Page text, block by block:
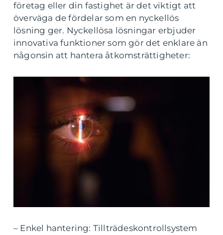
företag eller din fastighet är det viktigt att
överväga de fördelar som en nyckellös
lösning ger. Nyckellösa lösningar erbjuder
innovativa funktioner som gör det enklare än
någonsin att hantera åtkomsträttigheter:
– Enkel hantering: Tillträdeskontrollsystem